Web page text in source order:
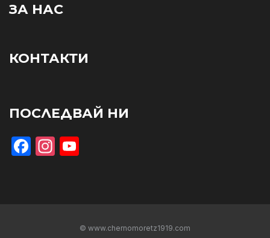
ЗА НАС
КОНТАКТИ
ПОСЛЕДВАЙ НИ
Facebook
Instagram
© www.chernomoretz1919.com